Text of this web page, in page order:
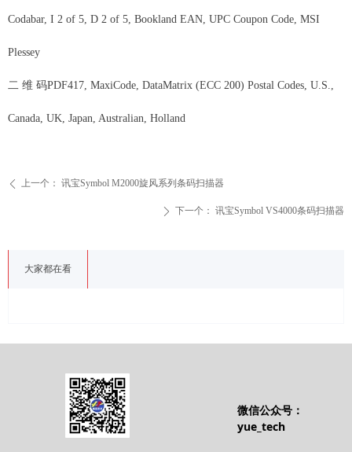
大家都在看
ꄴ 上一个： 讯宝Symbol M2000旋风系列条码扫描器
ꄲ 下一个： 讯宝Symbol VS4000条码扫描器
Codabar, I 2 of 5, D 2 of 5, Bookland EAN, UPC Coupon Code, MSI
Plessey
二 维 码PDF417, MaxiCode, DataMatrix (ECC 200) Postal Codes, U.S.,
Canada, UK, Japan, Australian, Holland
微信公众号：
yue_tech